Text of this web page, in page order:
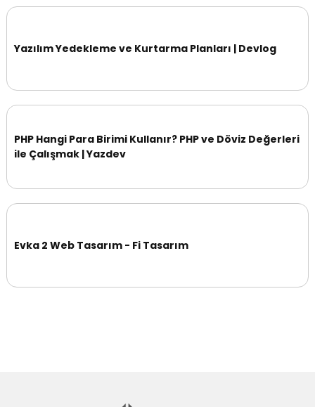
Yazılım Yedekleme ve Kurtarma Planları | Devlog
PHP Hangi Para Birimi Kullanır? PHP ve Döviz Değerleri
ile Çalışmak | Yazdev
Evka 2 Web Tasarım - Fi Tasarım